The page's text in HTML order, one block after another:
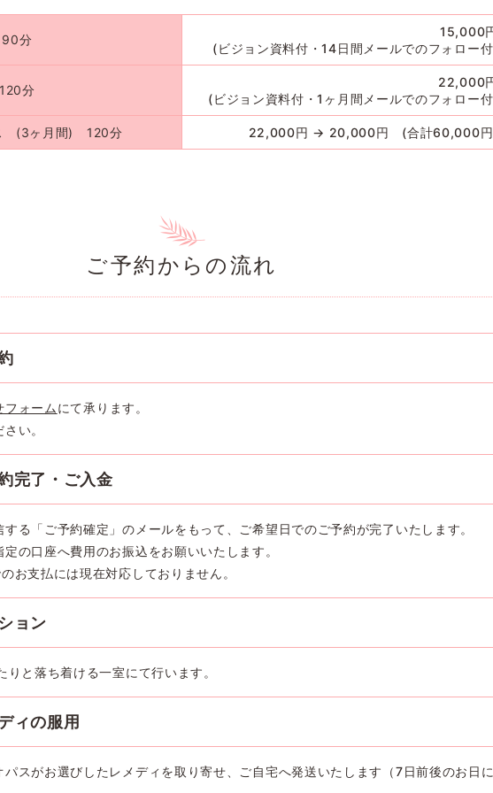
90分
15,000
(ビジョン資料付・14日間メールでのフォロー
120分
22,000
(ビジョン資料付・1ヶ月間メールでのフォロー
(3ヶ月間) 120分 22,000円 → 20,000円 (合計60,000
ご予約からの流れ
フォーム にて承ります。
い。
完了・ご入金
る「ご予約確定」のメールをもって、ご希望日でのご予約が完了いたします。
の口座へ費用のお振込をお願いいたします。
お支払には現在対応しておりません。
ョン
りと落ち着ける一室にて行います。
ィの服用
パスがお選びしたレメディを取り寄せ、ご自宅へ発送いたします（7日前後のお日に